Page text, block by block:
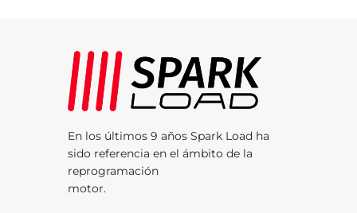
En los últimos 9 años Spark Load ha
sido referencia en el ámbito de la
reprogramación
motor.